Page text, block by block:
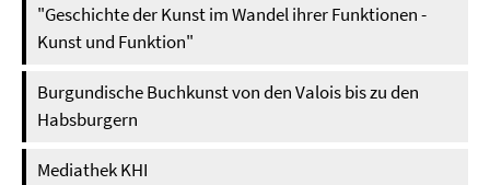
"Geschichte der Kunst im Wandel ihrer Funktionen -
Kunst und Funktion"
Burgundische Buchkunst von den Valois bis zu den
Habsburgern
Mediathek KHI